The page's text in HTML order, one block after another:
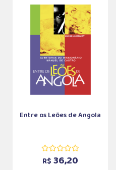
Entre os Leões de Angola
R$ 36,20